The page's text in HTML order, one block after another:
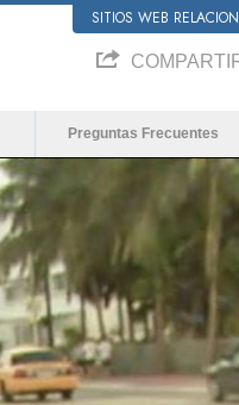
SITIOS WEB
Preguntas Frecuentes